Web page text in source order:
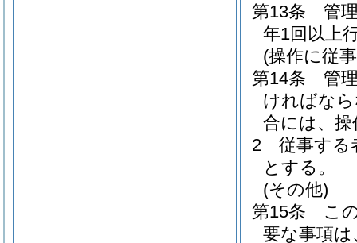
第13条
管
年1回以上
(操作に従
第14条
管
ければな
合には、
2
従事する
とする。
(その他)
第15条
こ
要な事項